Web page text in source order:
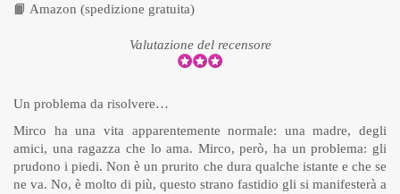
📙 Amazon (spedizione gratuita)
Valutazione del recensore
Un problema da risolvere…
Mirco ha una vita apparentemente normale: una madre, degli
amici, una ragazza che lo ama. Mirco, però, ha un problema: gli
prudono i piedi. Non è un prurito che dura qualche istante e che se
ne va. No, è molto di più, questo strano fastidio gli si manifesterà a